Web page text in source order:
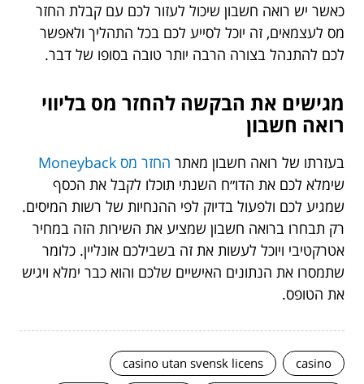
כאשר יש רואה חשבון שיכול לעזור לכם עם קבלת החזר
מס לעצמאים, זה יוכל לסייע לכם בכל התהליך ולאפשר
לכם להתנהל בצורה הרבה יותר טובה בסופו של דבר.
מגישים את הבקשה להחזר מס בליווי
רואה חשבון
בעזרתו של רואה חשבון מאתר החזר מס Moneyback
שימלא לכם את הדו״ח השנתי תוכלו לקבל את הכסף
שמגיע לכם ולפעול בדיוק לפי ההנחיות של רשות המיסים.
רק תבחרו ברואה חשבון שמציע את השירות הזה במחיר
אטרקטיבי ויוכל לעשות את זה בשבילכם אונליין. כלומר
שתמסרו את הנתונים האישיים שלכם והוא כבר ימלא ויגיש
את הטופס.
casino
casino utan svensk licens